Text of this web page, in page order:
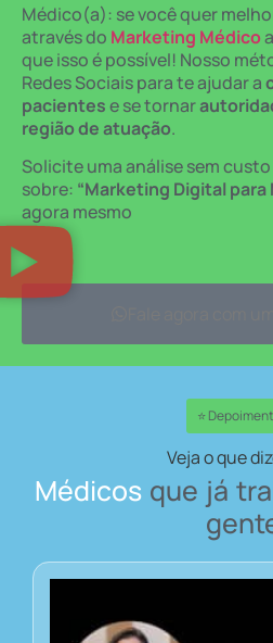
Médico(a): se você quer
através do Marketing Médico
que isso é possível! Nosso
Redes Sociais para te ajudar a
pacientese se tornar
região de atuação.
Solicite uma análise sem
sobre: “Marketing Digital para
agora mesmo
⭐
Veja o que
Médicos que já